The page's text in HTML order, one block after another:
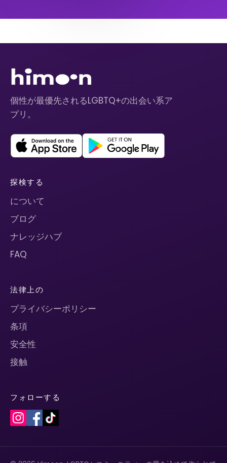
個性が最優先されるLGBTQ+の出会い系ア
プリ。
探検する
について
ブログ
ナレッジハブ
FAQ
法律上の
プライバシーポリシー
条項
安全性
接触
フォローする